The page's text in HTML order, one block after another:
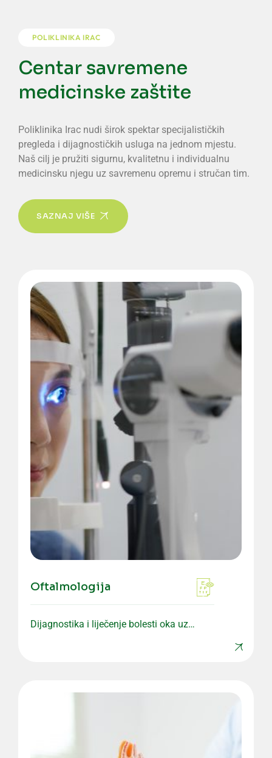
POLIKLINIKA IRAC
Centar savremene
medicinske zaštite
Poliklinika Irac nudi širok spektar specijalističkih
pregleda i dijagnostičkih usluga na jednom mjestu.
Naš cilj je pružiti sigurnu, kvalitetnu i individualnu
medicinsku njegu uz savremenu opremu i stručan tim.
SAZNAJ VIŠE
Oftalmologija
Dijagnostika i liječenje bolesti oka uz